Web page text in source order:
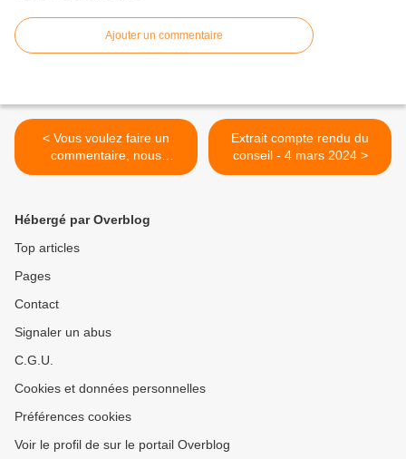
Ajouter un commentaire
< Vous voulez faire un
commentaire, nous
proposer une prière ou tout
Extrait compte rendu du
conseil - 4 mars 2024 >
Hébergé par Overblog
Top articles
Pages
Contact
Signaler un abus
C.G.U.
Cookies et données personnelles
Préférences cookies
Voir le profil de sur le portail Overblog